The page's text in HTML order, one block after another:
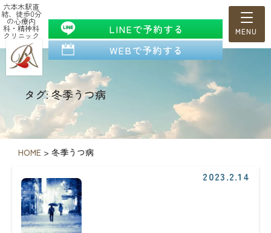
六本木駅直
結、徒歩0分
の心療内
科・精神科
クリニック
LINEで予約する
WEBで予約する
タグ: 冬季うつ病
HOME > 冬季うつ病
2023.2.14